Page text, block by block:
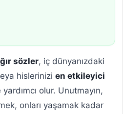
sözler, iç dünyanızdaki
hislerinizi en etkileyici
olur. Unutmayın,
onları yaşamak kadar